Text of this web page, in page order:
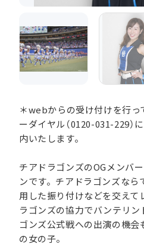
＊webからの受け付けを行っ
ーダイヤル（0120-031-229）
内いたします。
チアドラゴンズのOGメンバ
ンです。チアドラゴンズな
用した振り付けなどを交えて
ラゴンズの協力でバンテリ
ゴンズ公式戦への出演の機
の女の子。